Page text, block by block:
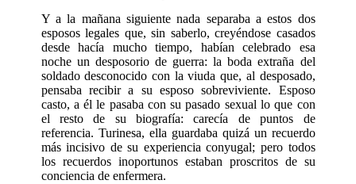
Y a la mañana siguiente nada separaba a estos dos
esposos legales que, sin saberlo, creyéndose casados
desde hacía mucho tiempo, habían celebrado esa
noche un desposorio de guerra: la boda extraña del
soldado desconocido con la viuda que, al desposado,
pensaba recibir a su esposo sobreviviente. Esposo
casto, a él le pasaba con su pasado sexual lo que con
el resto de su biografía: carecía de puntos de
referencia. Turinesa, ella guardaba quizá un recuerdo
más incisivo de su experiencia conyugal; pero todos
los recuerdos inoportunos estaban proscritos de su
conciencia de enfermera.